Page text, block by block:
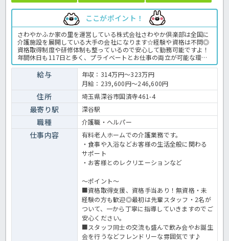
ここがポイント！
さわやかふか家の里を運営している株式会社さわやか倶楽部は全国に
介護施設を展開している大手の会社になります☆経験や資格は不問◎
資格取得制度や研修体制も整っているので安心して勤務可能ですよ！
年間休日も117日と多く、プライベートとお仕事の両立が可能な環境
になります☆定年が65歳で長く勤務することも可能で、65歳以降も条
件面は変わらずに働けるので安心の職場です〇求人が気になる方は是
非ほっ介護までお問い合わせください！有料老人ホームでの介護業務
全般です。＜介護職 正職員 有料老人ホームの求人＞
給与
年収：314万円～323万円
月給：239,600円～246,600円
住所 埼玉県深谷市国済寺461-4
最寄り駅 深谷駅
職種 介護職・ヘルパー
仕事内容
有料老人ホームでの介護業務です。
・食事や入浴などお客様の生活全般に関わる
サポート
・お客様とのレクリエーションなど
～ポイント～
■資格取得支援、資格手当あり！無資格・未
経験の方も歓迎◎最初は先輩スタッフ・2名が
ついて、一から丁寧に指導していきますのでご
安心ください。
■スタッフ同士の交流も盛んで飲み会やお誕生
会を行うなどフレンドリーな雰囲気です♪